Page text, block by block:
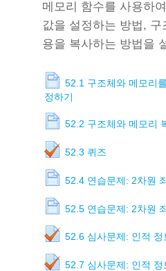
메모리 함수를 사용하
값을 설정하는 방법, 구
용을 복사하는 방법을
52.1 구조체와 메모리
정하기
52.2 구조체와 메모리
52.3 퀴즈
52.4 연습문제: 2차원
52.5 연습문제: 2차원
52.6 심사문제: 인적 정
52.7 심사문제: 인적 정